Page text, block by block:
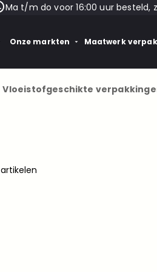
Ma t/m do voor 16:00 uur besteld,
Onze markten Maatwerk
Vloeistofgeschikte